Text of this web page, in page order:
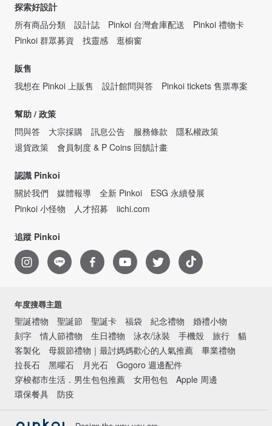
探索好設計
所有商品分類
設計誌 Pinkoi 台灣倉庫配送
Pinkoi 禮物卡
Pinkoi 群眾募資
找靈感 逛櫥窗
販售
我想在 Pinkoi 上販售
設計館問與答 Pinkoi tickets 售票專案
幫助 / 政策
問與答
大宗採購 訊息公告 服務條款
隱私權政策
退貨政策
會員制度 & P Coins 回饋計畫
認識 Pinkoi
關於我們
媒體報導 全新 Pinkoi
ESG 永續發展
Pinkoi 小怪物
人才招募 iichi.com
追蹤 Pinkoi
年度搜尋主題
聖誕禮物 聖誕節 聖誕卡 福袋 紀念禮物
婚禮小物
刻字
情人節禮物 生日禮物 泳衣/泳裝 手機殼 旅行
貓
客製化
母親節禮物｜最討媽媽歡心的人氣推薦
畢業禮物
拉長石
黑曜石 月光石
Gogoro 週邊配件
穿梭都市生活．男生包包推薦
女用包包
Apple 周邊
環保餐具
防疫